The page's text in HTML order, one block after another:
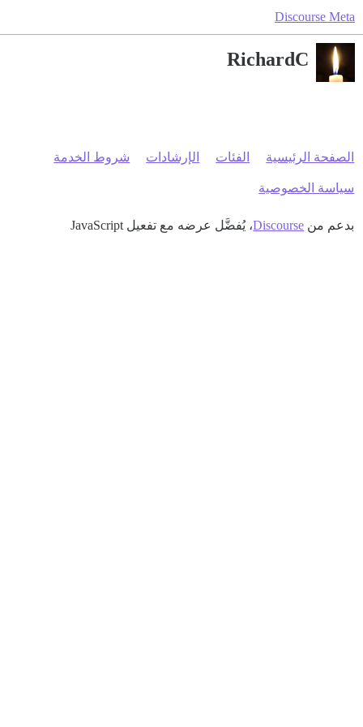
Discourse Meta
RichardC
الصفحة الرئيسية الفئات الإرشادات شروط الخدمة
سياسة الخصوصية
بدعم من Discourse، يُفضَّل عرضه مع تفعيل JavaScript